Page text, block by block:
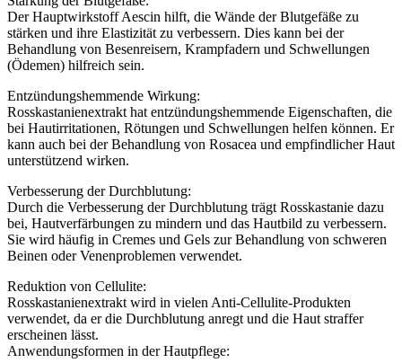
Der Hauptwirkstoff Aescin hilft, die Wände der Blutgefäße zu
stärken und ihre Elastizität zu verbessern. Dies kann bei der
Behandlung von Besenreisern, Krampfadern und Schwellungen
(Ödemen) hilfreich sein.
Entzündungshemmende Wirkung:
Rosskastanienextrakt hat entzündungshemmende Eigenschaften, die
bei Hautirritationen, Rötungen und Schwellungen helfen können. Er
kann auch bei der Behandlung von Rosacea und empfindlicher Haut
unterstützend wirken.
Verbesserung der Durchblutung:
Durch die Verbesserung der Durchblutung trägt Rosskastanie dazu
bei, Hautverfärbungen zu mindern und das Hautbild zu verbessern.
Sie wird häufig in Cremes und Gels zur Behandlung von schweren
Beinen oder Venenproblemen verwendet.
Reduktion von Cellulite:
Rosskastanienextrakt wird in vielen Anti-Cellulite-Produkten
verwendet, da er die Durchblutung anregt und die Haut straffer
erscheinen lässt.
Anwendungsformen in der Hautpflege: